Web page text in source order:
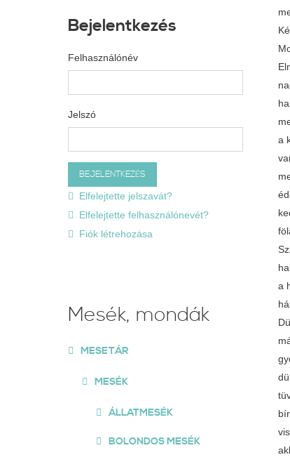
a
a
Bejelentkezés
Felhasználónév
Jelszó
Elfelejtette jelszavát?
Elfelejtette felhasználónevét?
Fiók létrehozása
Mesék, mondák
MESETÁR
MESÉK
ÁLLATMESÉK
BOLONDOS MESÉK